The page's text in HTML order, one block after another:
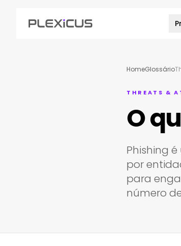
HomeGlossário
THREATS &
O
Phishing
por
para
número